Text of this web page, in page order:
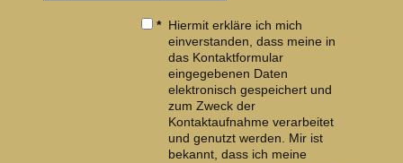
* Hiermit erkläre ich mich
einverstanden, dass meine in
das Kontaktformular
eingegebenen Daten
elektronisch gespeichert und
zum Zweck der
Kontaktaufnahme verarbeitet
und genutzt werden. Mir ist
bekannt, dass ich meine